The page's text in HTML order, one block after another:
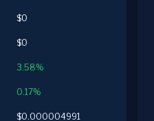
$0
$0
3.58%
0.17%
$0.000004991